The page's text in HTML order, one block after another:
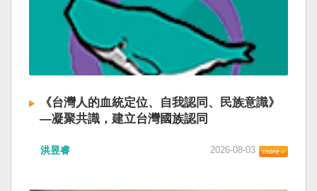
《台灣人的血統定位、自我認同、民族意識》
—凝聚共識，建立台灣國族認同
洪昱睿 2026-08-03